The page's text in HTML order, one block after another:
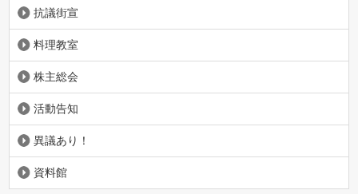
抗議街宣
料理教室
株主総会
活動告知
異議あり！
資料館